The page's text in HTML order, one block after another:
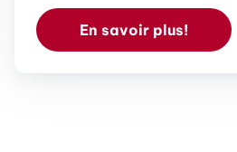
En savoir plus!